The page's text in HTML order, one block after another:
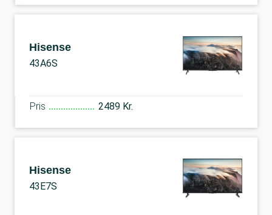
Hisense
43A6S
Pris 2489 Kr.
Hisense
43E7S